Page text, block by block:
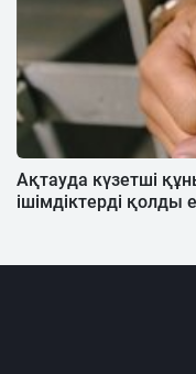
Ақтауда күзетші
ішімдіктерді қолды